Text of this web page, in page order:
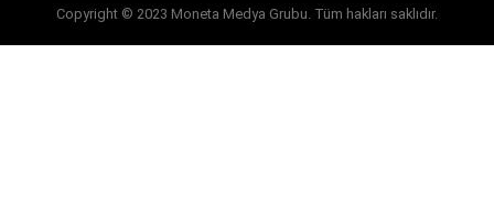
Copyright © 2023 Moneta Medya Grubu. Tüm hakları saklıdır.